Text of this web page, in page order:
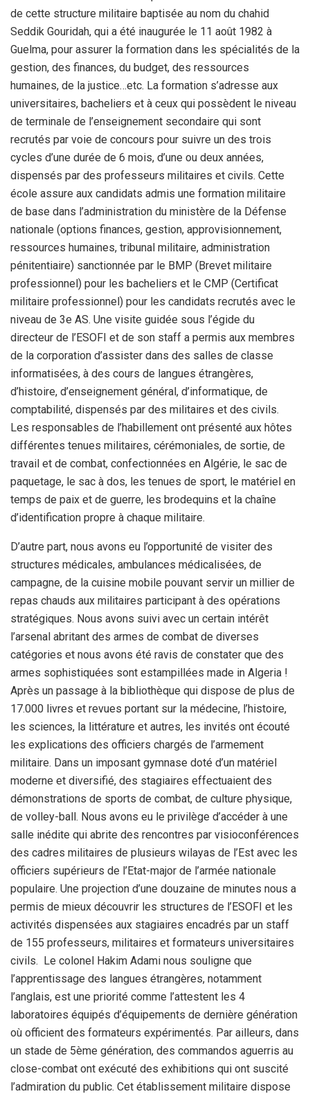
de cette structure militaire baptisée au nom du chahid
Seddik Gouridah, qui a été inaugurée le 11 août 1982 à
Guelma, pour assurer la formation dans les spécialités de la
gestion, des finances, du budget, des ressources
humaines, de la justice…etc. La formation s’adresse aux
universitaires, bacheliers et à ceux qui possèdent le niveau
de terminale de l’enseignement secondaire qui sont
recrutés par voie de concours pour suivre un des trois
cycles d’une durée de 6 mois, d’une ou deux années,
dispensés par des professeurs militaires et civils. Cette
école assure aux candidats admis une formation militaire
de base dans l’administration du ministère de la Défense
nationale (options finances, gestion, approvisionnement,
ressources humaines, tribunal militaire, administration
pénitentiaire) sanctionnée par le BMP (Brevet militaire
professionnel) pour les bacheliers et le CMP (Certificat
militaire professionnel) pour les candidats recrutés avec le
niveau de 3e AS. Une visite guidée sous l’égide du
directeur de l’ESOFI et de son staff a permis aux membres
de la corporation d’assister dans des salles de classe
informatisées, à des cours de langues étrangères,
d’histoire, d’enseignement général, d’informatique, de
comptabilité, dispensés par des militaires et des civils.
Les responsables de l’habillement ont présenté aux hôtes
différentes tenues militaires, cérémoniales, de sortie, de
travail et de combat, confectionnées en Algérie, le sac de
paquetage, le sac à dos, les tenues de sport, le matériel en
temps de paix et de guerre, les brodequins et la chaîne
d’identification propre à chaque militaire.
D’autre part, nous avons eu l’opportunité de visiter des
structures médicales, ambulances médicalisées, de
campagne, de la cuisine mobile pouvant servir un millier de
repas chauds aux militaires participant à des opérations
stratégiques. Nous avons suivi avec un certain intérêt
l’arsenal abritant des armes de combat de diverses
catégories et nous avons été ravis de constater que des
armes sophistiquées sont estampillées made in Algeria !
Après un passage à la bibliothèque qui dispose de plus de
17.000 livres et revues portant sur la médecine, l’histoire,
les sciences, la littérature et autres, les invités ont écouté
les explications des officiers chargés de l’armement
militaire. Dans un imposant gymnase doté d’un matériel
moderne et diversifié, des stagiaires effectuaient des
démonstrations de sports de combat, de culture physique,
de volley-ball. Nous avons eu le privilège d’accéder à une
salle inédite qui abrite des rencontres par visioconférences
des cadres militaires de plusieurs wilayas de l’Est avec les
officiers supérieurs de l’Etat-major de l’armée nationale
populaire. Une projection d’une douzaine de minutes nous a
permis de mieux découvrir les structures de l’ESOFI et les
activités dispensées aux stagiaires encadrés par un staff
de 155 professeurs, militaires et formateurs universitaires
civils. Le colonel Hakim Adami nous souligne que
l’apprentissage des langues étrangères, notamment
l’anglais, est une priorité comme l’attestent les 4
laboratoires équipés d’équipements de dernière génération
où officient des formateurs expérimentés. Par ailleurs, dans
un stade de 5ème génération, des commandos aguerris au
close-combat ont exécuté des exhibitions qui ont suscité
l’admiration du public. Cet établissement militaire dispose